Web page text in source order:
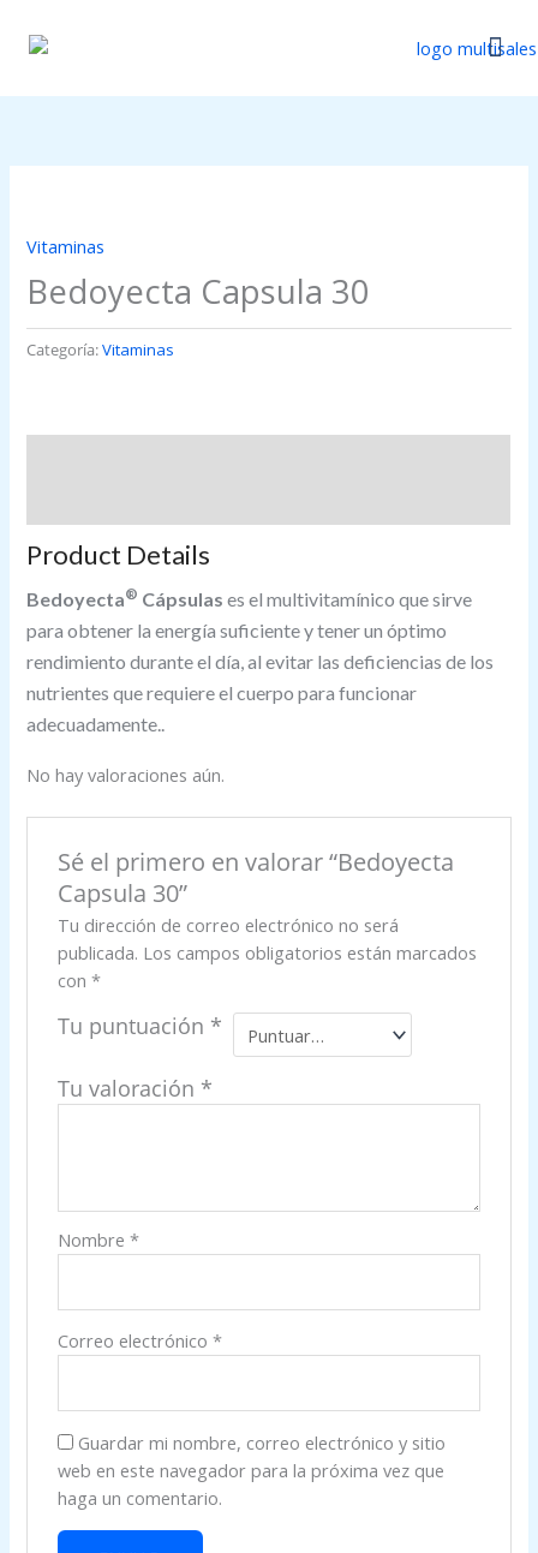
Vitaminas
Bedoyecta Capsula 30
Categoría:Vitaminas
Product Details
Bedoyecta® Cápsulas es el multivitamínico que sirve
para obtener la energía suficiente y tener un óptimo
rendimiento durante el día, al evitar las deficiencias de los
nutrientes que requiere el cuerpo para funcionar
adecuadamente..
No hay valoraciones aún.
Sé el primero en valorar “Bedoyecta
Capsula 30”
Tu dirección de correo electrónico no será
publicada. Los campos obligatorios están marcados
con *
Tu puntuación *
Tu valoración *
Nombre *
Correo electrónico *
Guardar mi nombre, correo electrónico y sitio
web en este navegador para la próxima vez que
haga un comentario.